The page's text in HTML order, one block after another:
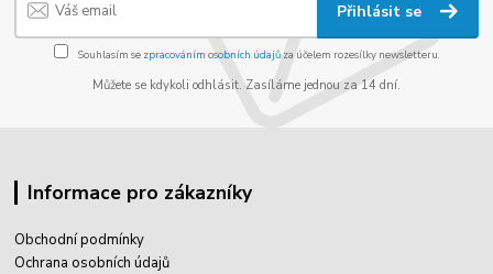
Přihlásit se
Souhlasím se zpracováním osobních údajůza účelem rozesílky newsletteru.
Můžete se kdykoli odhlásit. Zasíláme jednou za 14 dní.
Informace pro zákazníky
Obchodní podmínky
Ochrana osobních údajů